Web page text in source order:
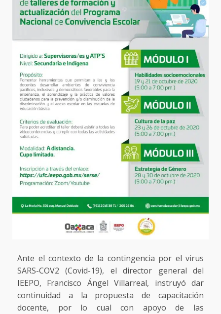
Ante el contexto de la contingencia por el virus
SARS-COV2 (Covid-19), el director general del
IEEPO, Francisco Ángel Villarreal, instruyó dar
continuidad a la propuesta de capacitación
docente, por lo cual con apoyo de las